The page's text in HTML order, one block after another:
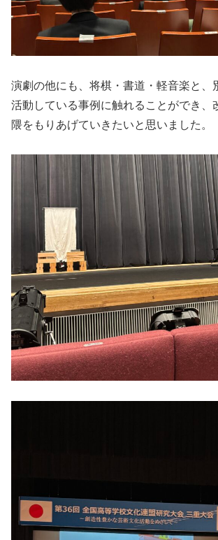
演劇の他にも、将棋・書道・軽音楽と、
活動している事例に触れることができ、
隈をもりあげていきたいと思いました。